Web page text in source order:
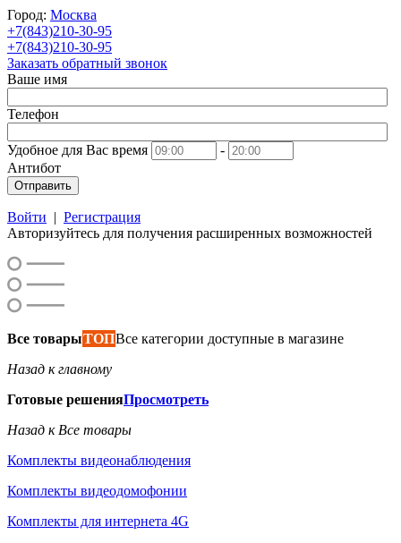
Город: Москва
+7(843)210-30-95
+7(843)210-30-95
Заказать обратный звонок
Ваше имя
Телефон
Удобное для Вас время
-
Антибот
Отправить
Войти | Регистрация
Авторизуйтесь для получения расширенных возможностей
Все товарыТОПВсе категории доступные в магазине
Назад к главному
Готовые решенияПросмотреть
Назад к Все товары
Комплекты видеонаблюдения
Комплекты видеодомофонии
Комплекты для интернета 4G